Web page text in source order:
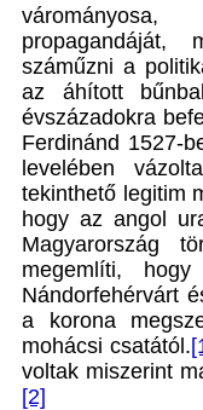
propagandáját,
száműzni a
az áhított
évszázadokra
Ferdinánd 1527-
levelében
tekinthető legitim
hogy az angol
Magyarország
megemlíti,
Nándorfehérvárt
a korona
mohácsi csatától.
voltak miszerint
[2]